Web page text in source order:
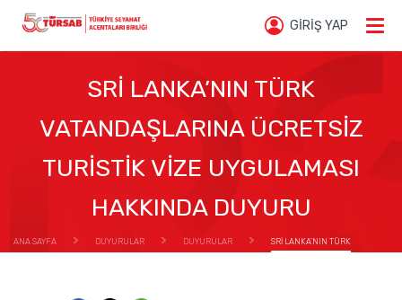
GİRİŞ YAP
SRİ LANKA’NIN TÜRK
VATANDAŞLARINA ÜCRETSİZ
TURİSTİK VİZE UYGULAMASI
HAKKINDA DUYURU
ANA SAYFA DUYURULAR DUYURULAR SRİ LANKA’NIN TÜRK